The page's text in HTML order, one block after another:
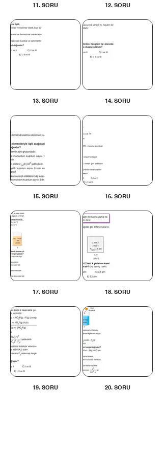
11. SORU 12. SORU
13. SORU 14. SORU
15. SORU 16. SORU
17. SORU 18. SORU
19. SORU 20. SORU